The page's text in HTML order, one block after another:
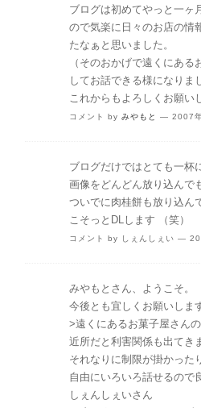
ブログは初めてやっと一ヶ
ので気楽に日々のお店の情
たなぁと思いました。
（そのおかげで遠くにあ
してお話できる様になりま
これからもよろしくお願い
コメント byみやもと — 2007
ブログだけではとても一杯
画像をどんどん放り込んで
ついでに肉桂餅も放り込ん
こそっとDLします （笑）
コメント by しぇんしぇい —
みやもとさん、ようこそ。
今後とも宜しくお願いしま
>遠くにあるお菓子屋さんの
近所だと利害関係も出てき
それなりに制限が掛かった
自由にいろいろ話せるので
しぇんしぇいさん